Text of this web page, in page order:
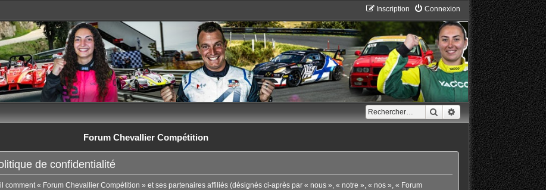
Connexion
Inscription
RechercherRecherche avancée
Forum Chevallier Compétition
de confidentialité
« Forum Chevallier Compétition » et ses partenaires affiliés (désignés ci-après par « nous », « notre », « nos », « Forum